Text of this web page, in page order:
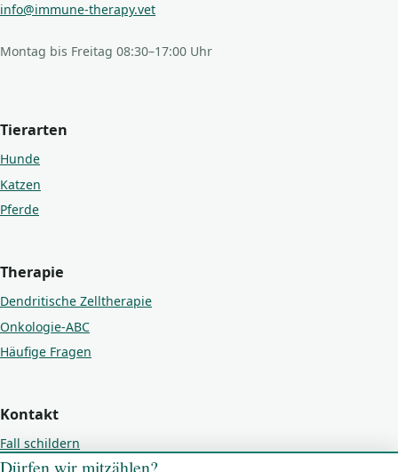
info@immune-therapy.vet
Montag bis Freitag 08:30–17:00 Uhr
Tierarten
Hunde
Katzen
Pferde
Therapie
Dendritische Zelltherapie
Onkologie-ABC
Häufige Fragen
Kontakt
Fall schildern
Kontakt